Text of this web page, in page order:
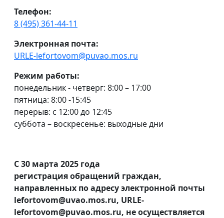
Телефон:
8 (495) 361-44-11
Электронная почта:
URLE-lefortovom@puvao.mos.ru
Режим работы:
понедельник - четверг: 8:00 – 17:00
пятница: 8:00 -15:45
перерыв: с 12:00 до 12:45
суббота – воскресенье: выходные дни
С 30 марта 2025 года
регистрация обращений граждан,
направленных по адресу электронной почты
lefortovom@uvao.mos.ru, URLE-
lefortovom@puvao.mos.ru, не осуществляется